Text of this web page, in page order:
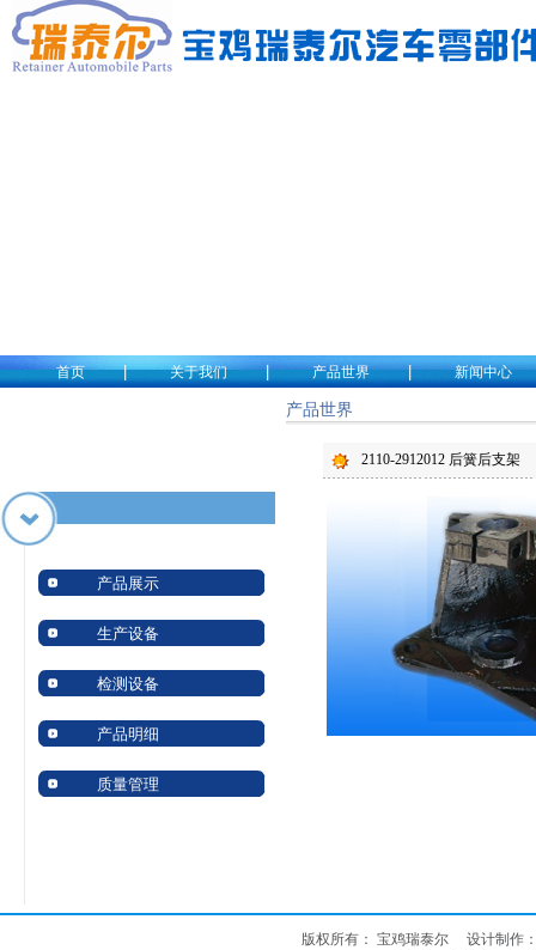
首页 | 关于我们 | 产品世界 | 新闻中心
产品展示
生产设备
检测设备
产品明细
质量管理
产品世界
2110-2912012 后簧后支架
版权所有： 宝鸡瑞泰尔 设计制作